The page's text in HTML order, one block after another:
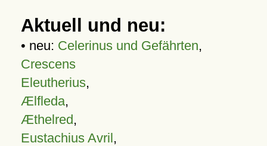
Aktuell und neu:
• neu: Celerinus und Gefährten,
Crescens
Eleutherius,
Ælfleda,
Æthelred,
Eustachius Avril,